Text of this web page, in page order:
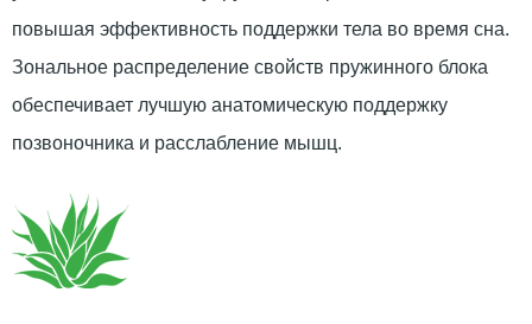
повышая эффективность поддержки тела во время сна.
Зональное распределение свойств пружинного блока
обеспечивает лучшую анатомическую поддержку
позвоночника и расслабление мышц.